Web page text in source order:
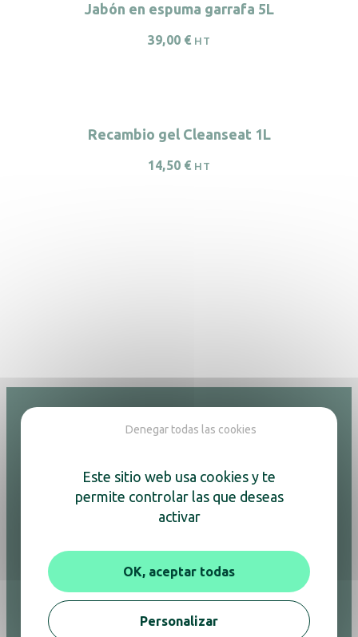
Jabón en espuma garrafa 5L
39,00 € HT
Recambio gel Cleanseat 1L
14,50 € HT
Cajas fuertes
Espejos
Hervidores y cafeteras
Minibares
Planchado
Este sitio web usa cookies y te
permite controlar las que deseas
activar
OK, aceptar todas
Denegar todas las cookies
Personalizar